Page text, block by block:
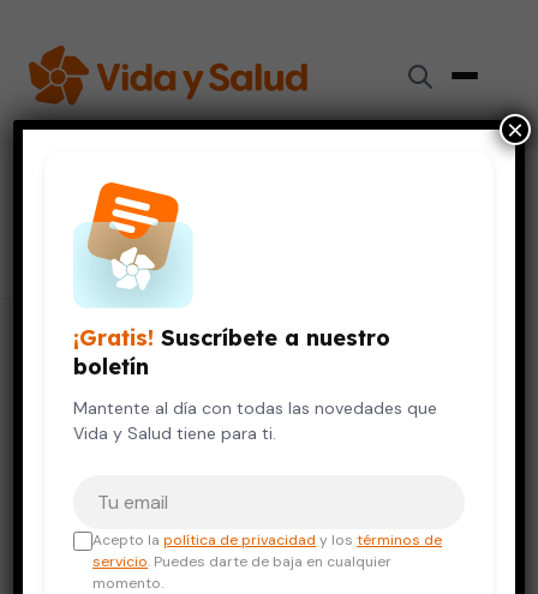
trastornos menstruales
3 artículos
¡Gratis! Suscríbete a nuestro
boletín
Mantente al día con todas las novedades que
Vida y Salud tiene para ti.
Acepto lapolítica de privacidad y lostérminos de
servicio. Puedes darte de baja en cualquier
momento.
×